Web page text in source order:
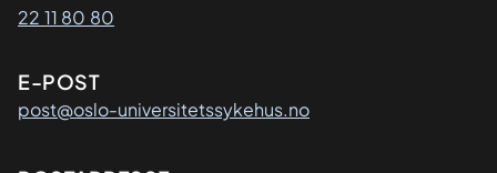
22 11 80 80
E-POST
post@oslo-universitetssykehus.no